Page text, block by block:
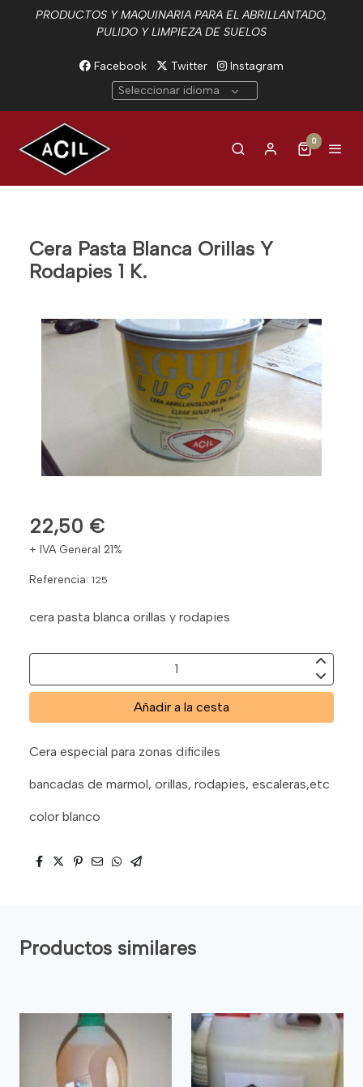
PRODUCTOS Y MAQUINARIA PARA EL ABRILLANTADO,
PULIDO Y LIMPIEZA DE SUELOS
Facebook Twitter
Instagram
Seleccionar idioma
0
Cera Pasta Blanca Orillas Y
Rodapies 1 K.
22,50 €
+ IVA General 21%
Referencia: 125
cera pasta blanca orillas y rodapies
Añadir a la cesta
Cera especial para zonas dificiles
bancadas de marmol, orillas, rodapies, escaleras,etc
color blanco
Productos similares